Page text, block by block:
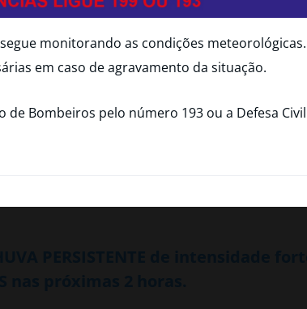
monitorando as condições
em caso de agravamento da situação.
de Bombeiros pelo número 193 ou a Defesa